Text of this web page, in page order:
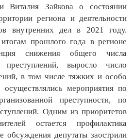
Виталия Зайкова о состоянии
региона и деятельности
внутренних дел в 2021 году.
прошлого года в регионе
снижения общего числа
преступлений, выросло число
в том числе тяжких и особо
мероприятия по
преступности, по
Одним из приоритетов
остается профилактика
обсуждения депутаты заострили